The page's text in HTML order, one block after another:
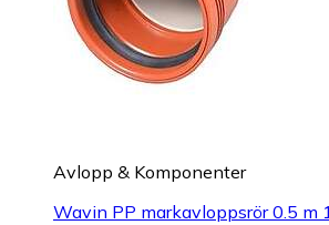
Avlopp & Komponenter
Wavin PP markavloppsrör 0.5 m